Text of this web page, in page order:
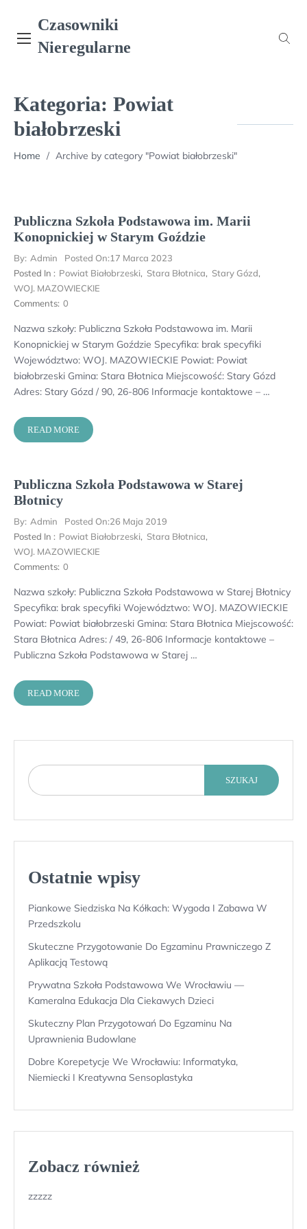
content
Czasowniki
Nieregularne
Kategoria: Powiat
białobrzeski
Home / Archive by category "Powiat białobrzeski"
Publiczna Szkoła Podstawowa im. Marii
Konopnickiej w Starym Goździe
By: Admin Posted On:17 Marca 2023
Posted In : Powiat Białobrzeski, Stara Błotnica, Stary Gózd,
WOJ. MAZOWIECKIE
Comments: 0
Nazwa szkoły: Publiczna Szkoła Podstawowa im. Marii
Konopnickiej w Starym Goździe Specyfika: brak specyfiki
Województwo: WOJ. MAZOWIECKIE Powiat: Powiat
białobrzeski Gmina: Stara Błotnica Miejscowość: Stary Gózd
Adres: Stary Gózd / 90, 26-806 Informacje kontaktowe – …
READ MORE
Publiczna Szkoła Podstawowa w Starej
Błotnicy
By: Admin Posted On:26 Maja 2019
Posted In : Powiat Białobrzeski, Stara Błotnica,
WOJ. MAZOWIECKIE
Comments: 0
Nazwa szkoły: Publiczna Szkoła Podstawowa w Starej Błotnicy
Specyfika: brak specyfiki Województwo: WOJ. MAZOWIECKIE
Powiat: Powiat białobrzeski Gmina: Stara Błotnica Miejscowość:
Stara Błotnica Adres: / 49, 26-806 Informacje kontaktowe –
Publiczna Szkoła Podstawowa w Starej …
READ MORE
SZUKAJ
Ostatnie wpisy
Piankowe Siedziska Na Kółkach: Wygoda I Zabawa W
Przedszkolu
Skuteczne Przygotowanie Do Egzaminu Prawniczego Z
Aplikacją Testową
Prywatna Szkoła Podstawowa We Wrocławiu —
Kameralna Edukacja Dla Ciekawych Dzieci
Skuteczny Plan Przygotowań Do Egzaminu Na
Uprawnienia Budowlane
Dobre Korepetycje We Wrocławiu: Informatyka,
Niemiecki I Kreatywna Sensoplastyka
Zobacz również
zzzzz